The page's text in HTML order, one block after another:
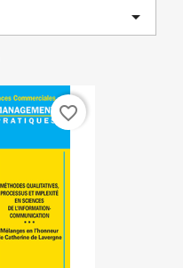

favorite_border